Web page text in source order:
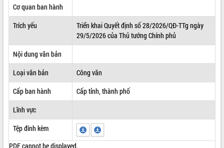
HỆ THỐNG VĂN BẢN
VĂN BẢN HĐND TỈNH
ĐIỂM TIN VĂN BẢN
Cơ quan ban hành
Trích yếu
Triển khai Quyết định số 28/2026/QĐ-TTg ngày
29/5/2026 của Thủ tướng Chính phủ
Nội dung văn bản
Loại văn bản
Công văn
Cấp ban hành
Cấp tỉnh, thành phố
Lĩnh vực
Tệp đính kèm
PDF cannot be displayed.